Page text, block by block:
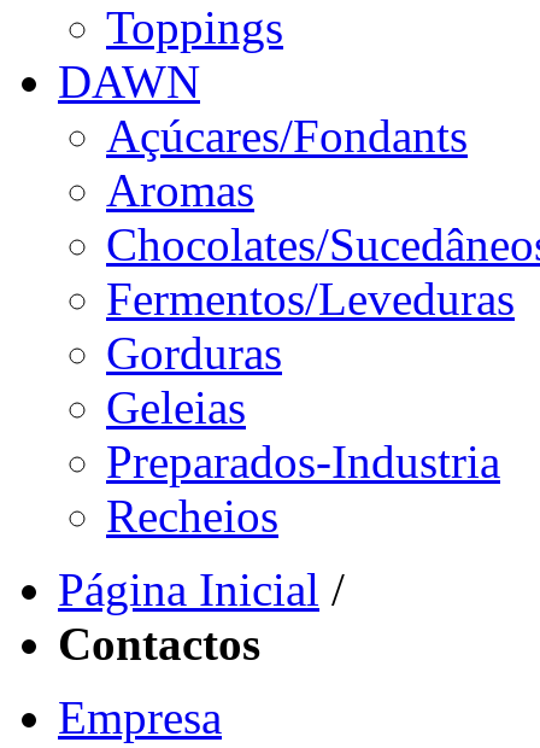
Toppings
DAWN
Açúcares/Fondants
Aromas
Chocolates/
Fermentos/Leveduras
Gorduras
Geleias
Preparados-Industria
Recheios
Página Inicial /
Contactos
Empresa